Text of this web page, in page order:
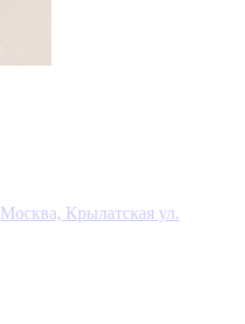
Москва, Крылатская ул.